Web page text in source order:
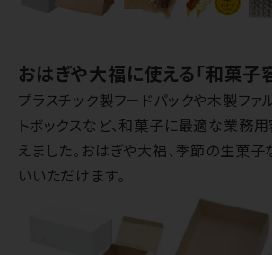
おはぎや大福に使える「和菓子
プラスチック製フードパックや木製ファ
トボックスなど、和菓子に最適な業務
えました。おはぎや大福、季節の生菓
いいただけます。